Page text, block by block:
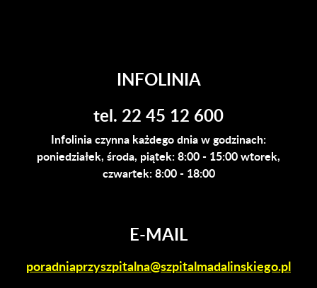
INFOLINIA
tel. 22 45 12 600
Infolinia czynna każdego dnia w godzinach:
poniedziałek, środa, piątek: 8:00 - 15:00 wtorek,
czwartek: 8:00 - 18:00
E-MAIL
poradniaprzyszpitalna@szpitalmadalinskiego.pl